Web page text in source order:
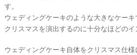
す。
ウェディングケーキのような大きなケーキ
クリスマスを演出するのに十分なほどのイ
ウェディングケーキ自体をクリスマス仕様